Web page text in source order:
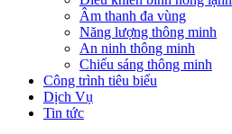
Âm thanh đa vùng
Năng lượng thông minh
An ninh thông minh
Chiếu sáng thông minh
Công trình tiêu biểu
Dịch Vụ
Tin tức